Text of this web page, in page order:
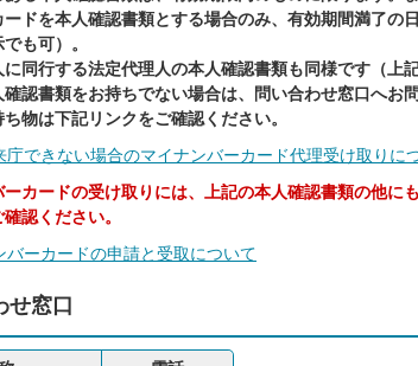
ードを本人確認書類とする場合のみ、有効期間満了の
も可）。
同行する法定代理人の本人確認書類も同様です（上
認書類をお持ちでない場合は、問い合わせ窓口へお
物は下記リンクをご確認ください。
庁できない場合のマイナンバーカード代理受け取りに
カードの受け取りには、上記の本人確認書類の他に
認ください。
バーカードの申請と受取について
せ窓口